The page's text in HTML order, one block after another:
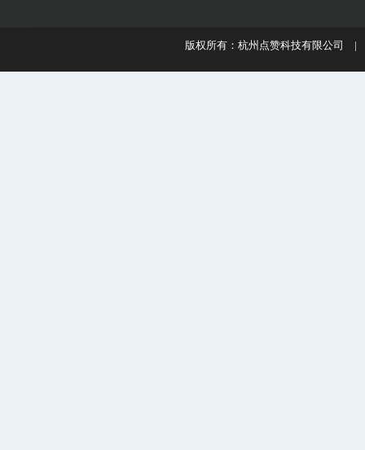
版权所有：杭州点赞科技有限公司